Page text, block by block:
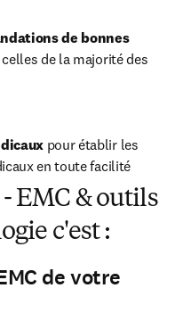
de bonnes
de la majorité des
pour établir les
en toute facilité
EMC & outils
c'est :
de votre